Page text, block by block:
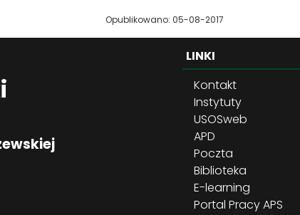
Opublikowano: 05-08-2017
LINKI
Kontakt
Instytuty
USOSweb
APD
Poczta
Biblioteka
E-learning
Portal Pracy APS